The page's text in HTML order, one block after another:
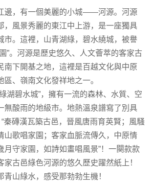
邊，有一個美麗的小城——河源。河源
，風景秀麗的東江中上游，是一座獨具
市。這裡，山青湖綠，碧水繞城，被譽
”。河源是歷史悠久、人文薈萃的客家古
南下開基之地，這裡是百越文化與中原
區、嶺南文化發祥地之一。
湖碧水城”，擁有一流的森林、水質、空
無酸雨的地級市。地熱溫泉譜寫了別具
“秦磚漢瓦築古邑，晉風唐雨育英賢；風騷
山歌唱家園；客家血脈流傳久，中原情
月守家園，如詩如畫唱風景”！一闋款款
家古邑綠色河源的悠久歷史躍然紙上！
青山綠水，感受那勃勃生機！